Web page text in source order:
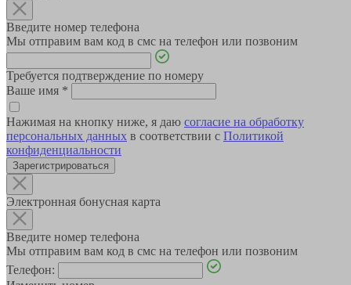
Введите номер телефона
Мы отправим вам код в смс на телефон или позвоним
Требуется подтверждение по номеру
Ваше имя *
Нажимая на кнопку ниже, я даю согласие на обработку
персональных данных в соответствии с Политикой
конфиденциальности
Зарегистрироваться
Электронная бонусная карта
Введите номер телефона
Мы отправим вам код в смс на телефон или позвоним
Телефон: